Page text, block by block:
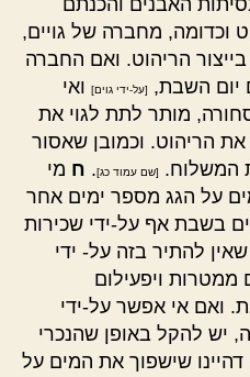
האבנים והכנתם
וכדומה, מחברה של גויים,
הריהוט. ואם החברה
יום השבת,
[על-ידי גוים] ואי
מותר לתת לגוי את
הריהוט. וכמובן שאסור
המשלוח.
[שם עמוד כג]. ח מי
על הגג מספר ימים אחר
בשבת אף על-ידי שכירות
להתיר בזה על- ידי
ויפעילום
ואם אי אפשר על-ידי
יש להקל באופן שהנכרי
שישפוך את המים על